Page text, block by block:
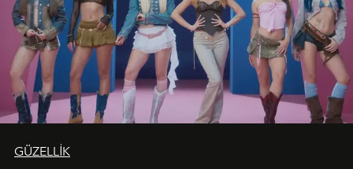
GÜZELLİK